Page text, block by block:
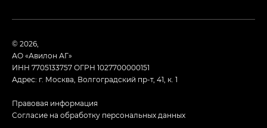
© 2026,
АО «Авилон АГ»
ИНН 7705133757ОГРН 1027700000151
Адрес: г. Москва, Волгоградский пр-т, 41, к. 1
Правовая информация
Согласие на обработку персональных данных